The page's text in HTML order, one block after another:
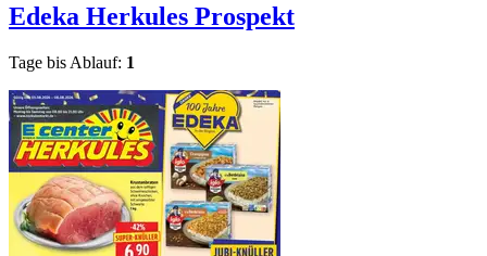
Edeka Herkules Prospekt
Tage bis Ablauf: 1